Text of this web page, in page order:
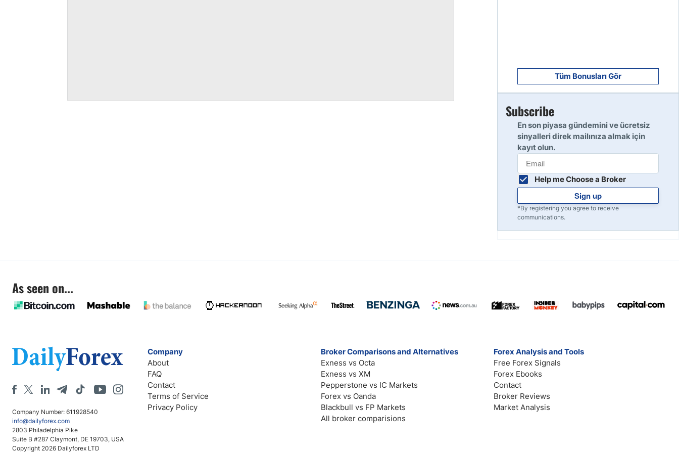
10
Tüm Bonusları Gör
Subscribe
En son piyasa gündemini ve ücretsiz
sinyalleri direk mailınıza almak için
kayıt olun.
Help me Choose a Broker
Sign up
*By registering you agree to receive
communications.
As seen on...
Company Number: 611928540
info@dailyforex.com
2803 Philadelphia Pike
Suite B #287 Claymont, DE 19703, USA
Copyright 2026 Dailyforex LTD
Company
About
FAQ
Contact
Terms of Service
Privacy Policy
Broker Comparisons and Alternatives
Exness vs Octa
Exness vs XM
Pepperstone vs IC Markets
Forex vs Oanda
Blackbull vs FP Markets
All broker comparisions
Forex Analysis and Tools
Free Forex Signals
Forex Ebooks
Contact
Broker Reviews
Market Analysis